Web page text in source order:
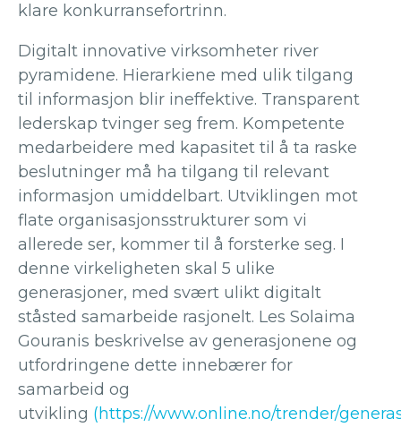
klare konkurransefortrinn.
Digitalt innovative virksomheter river
pyramidene. Hierarkiene med ulik tilgang
til informasjon blir ineffektive. Transparent
lederskap tvinger seg frem. Kompetente
medarbeidere med kapasitet til å ta raske
beslutninger må ha tilgang til relevant
informasjon umiddelbart. Utviklingen mot
flate organisasjonsstrukturer som vi
allerede ser, kommer til å forsterke seg. I
denne virkeligheten skal 5 ulike
generasjoner, med svært ulikt digitalt
ståsted samarbeide rasjonelt. Les Solaima
Gouranis beskrivelse av generasjonene og
utfordringene dette innebærer for
samarbeid og
utvikling (https://www.online.no/trender/